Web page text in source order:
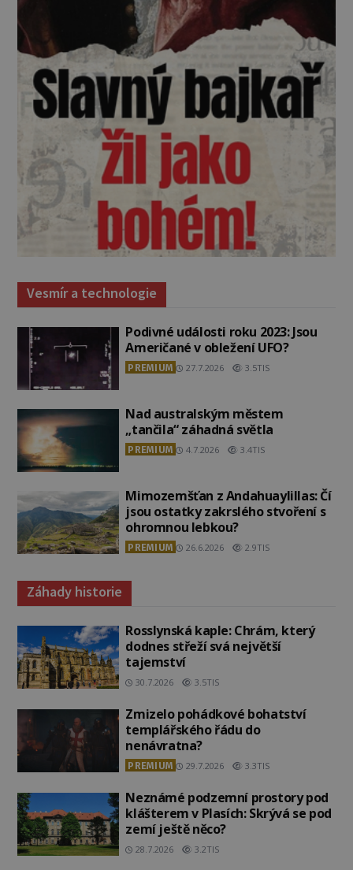
Vesmír a technologie
Podivné události roku 2023: Jsou
Američané v obležení UFO?
PREMIUM 27.7.2026 3.5TIS
Nad australským městem
„tančila“ záhadná světla
PREMIUM 4.7.2026 3.4TIS
Mimozemšťan z Andahuaylillas: Čí
jsou ostatky zakrslého stvoření s
ohromnou lebkou?
PREMIUM 26.6.2026 2.9TIS
Záhady historie
Rosslynská kaple: Chrám, který
dodnes střeží svá největší
tajemství
30.7.2026 3.5TIS
Zmizelo pohádkové bohatství
templářského řádu do
nenávratna?
PREMIUM 29.7.2026 3.3TIS
Neznámé podzemní prostory pod
klášterem v Plasích: Skrývá se pod
zemí ještě něco?
28.7.2026 3.2TIS